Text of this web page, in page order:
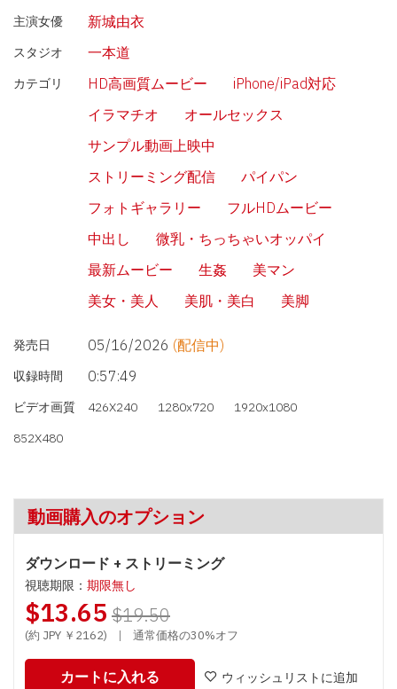
主演女優
新城由衣
スタジオ 一本道
カテゴリ HD高画質ムービー
iPhone/iPad対応
イラマチオ
オールセックス
サンプル動画上映中
ストリーミング配信
パイパン
フォトギャラリー
フルHDムービー
中出し
微乳・ちっちゃいオッパイ
最新ムービー
生姦
美マン
美女・美人
美肌・美白 美脚
発売日 05/16/2026 (配信中)
収録時間 0:57:49
ビデオ画質 426X240 1280x720
1920x1080
852X480
動画購入のオプション
ダウンロード + ストリーミング
視聴期限： 期限無し
$13.65 $19.50
(約 JPY ￥2162) | 通常価格の30%オフ
カートに入れる ウィッシュリストに追加